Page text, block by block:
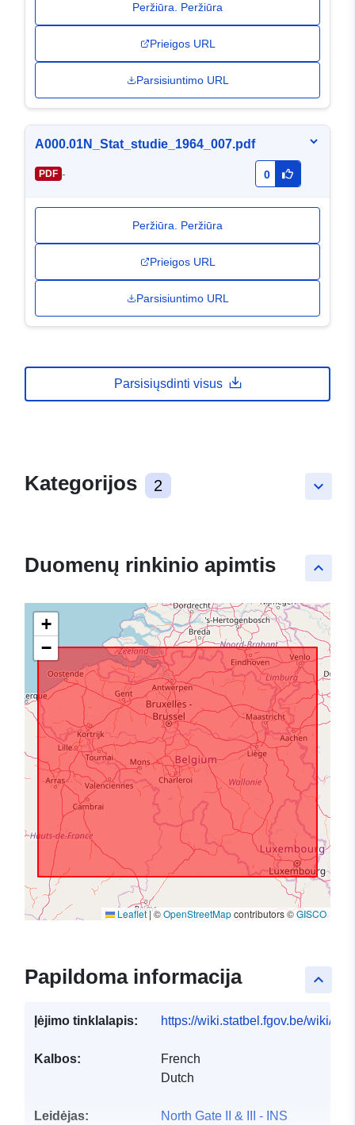
Peržiūra. Peržiūra
Prieigos URL
Parsisiuntimo URL
A000.01N_Stat_studie_1964_007.pdf
PDF - 0
Peržiūra. Peržiūra
Prieigos URL
Parsisiuntimo URL
Parsisiųsdinti visus
keyboard_arrow_down
Kategorijos 2
keyboard_arrow_up
Duomenų rinkinio apimtis
+
−
Leaflet|©OpenStreetMapcontributors ©GISCO
keyboard_arrow_up
Papildoma informacija
Įėjimo tinklalapis: https://wiki.statbel.fgov.be/wiki/
Kalbos:
French
Dutch
Leidėjas:
North Gate II & III - INS